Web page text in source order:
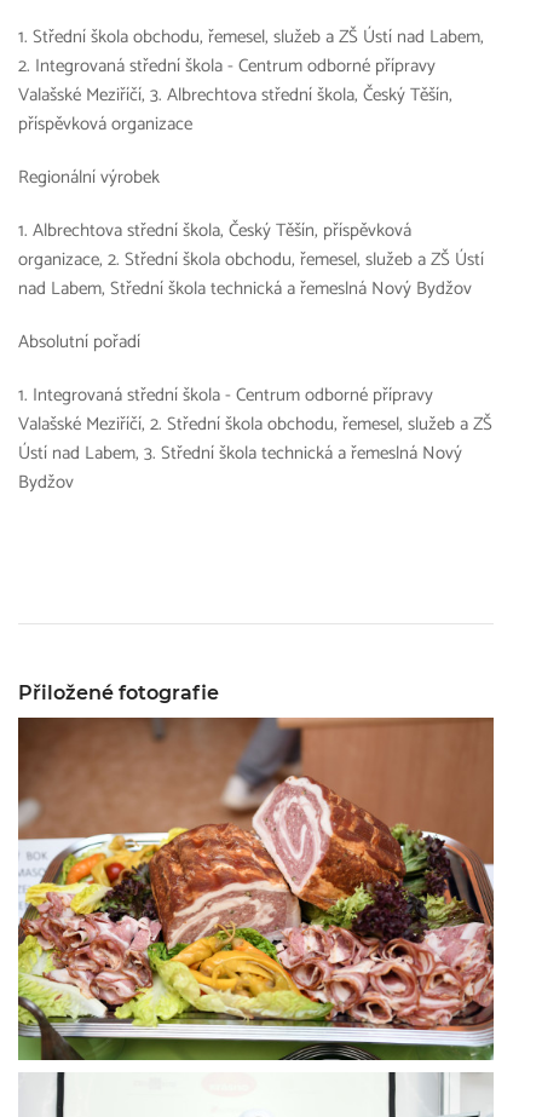
1. Střední škola obchodu, řemesel, služeb a ZŠ Ústí nad Labem,
2. Integrovaná střední škola - Centrum odborné přípravy
Valašské Meziříčí, 3. Albrechtova střední škola, Český Těšín,
příspěvková organizace
Regionální výrobek
1. Albrechtova střední škola, Český Těšín, příspěvková
organizace, 2. Střední škola obchodu, řemesel, služeb a ZŠ Ústí
nad Labem, Střední škola technická a řemeslná Nový Bydžov
Absolutní pořadí
1. Integrovaná střední škola - Centrum odborné přípravy
Valašské Meziříčí, 2. Střední škola obchodu, řemesel, služeb a ZŠ
Ústí nad Labem, 3. Střední škola technická a řemeslná Nový
Bydžov
Přiložené fotografie